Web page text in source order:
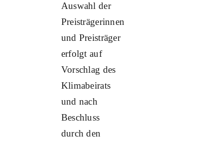
Auswahl der
Preisträgerinnen
und Preisträger
erfolgt auf
Vorschlag des
Klimabeirats
und nach
Beschluss
durch den